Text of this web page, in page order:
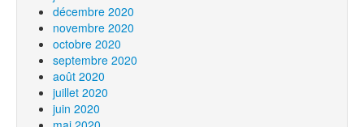
décembre 2020
novembre 2020
octobre 2020
septembre 2020
août 2020
juillet 2020
juin 2020